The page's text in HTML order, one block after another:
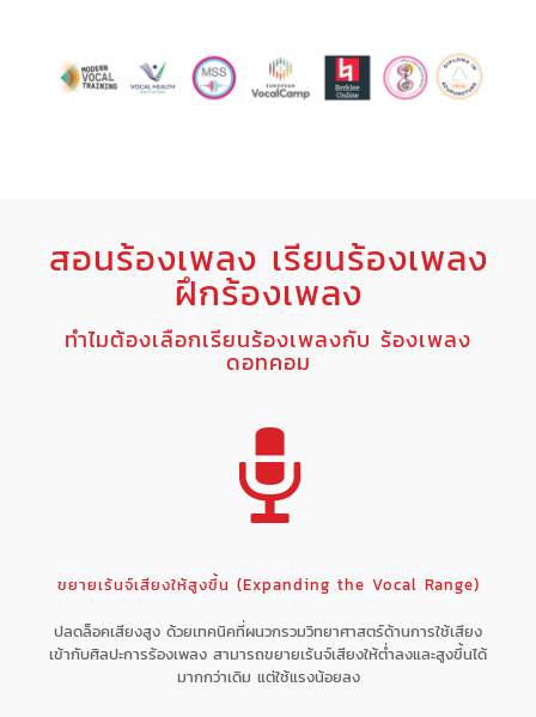
สอนร้องเพลง เรียนร้องเพลง
ฝึกร้องเพลง
ทำไมต้องเลือกเรียนร้องเพลงกับ ร้องเพลง
ดอทคอม
ขยายเร้นจ์เสียงให้สูงขึ้น (Expanding the Vocal Range)
ปลดล็อคเสียงสูง ด้วยเทคนิคที่ผนวกรวมวิทยาศาสตร์ด้านการใช้เสียง
เข้ากับศิลปะการร้องเพลง สามารถขยายเร้นจ์เสียงให้ต่ำลงและสูงขึ้นได้
มากกว่าเดิม แต่ใช้แรงน้อยลง